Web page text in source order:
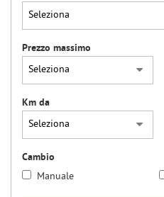
Prezzo massimo
Km da
Cambio
Manuale
Per
ottenere
maggiori
informazioni
sull'utilità
e
sul
funzionamento
questi
strumenti
di
tracciamento